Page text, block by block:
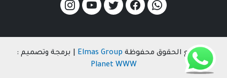
© جميع الحقوق محفوظة Elmas Group | برمجة وتصميم :
Planet WWW